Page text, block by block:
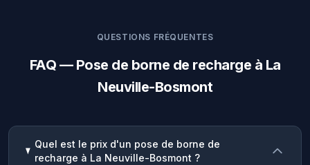
QUESTIONS FRÉQUENTES
FAQ — Pose de borne de recharge à La
Neuville-Bosmont
Quel est le prix d'un pose de borne de
recharge à La Neuville-Bosmont ?